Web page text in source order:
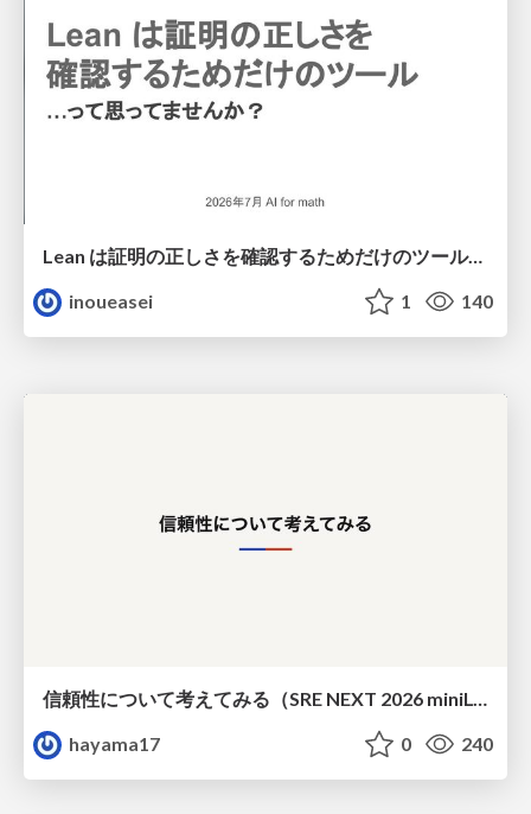
Lean は証明の正しさを確認するためだけのツールって思ってませんか？
inoueasei
1 140
hayama17
0 240